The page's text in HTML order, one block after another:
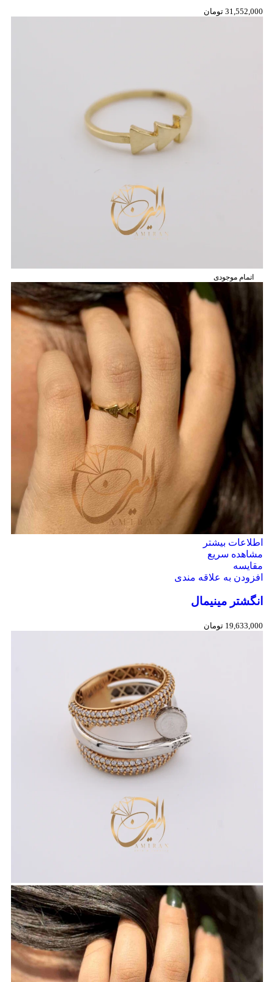
31,552,000 تومان
اتمام موجودی
اطلاعات بیشتر
مشاهده سریع
مقایسه
افزودن به علاقه مندی
انگشتر مینیمال
19,633,000 تومان